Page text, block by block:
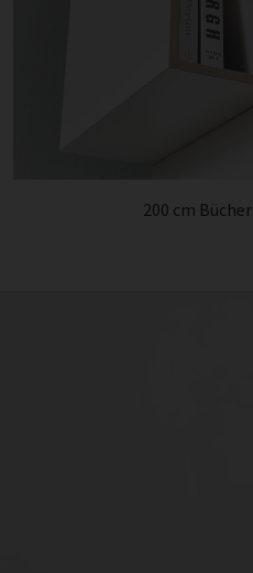
200 cm Bücher